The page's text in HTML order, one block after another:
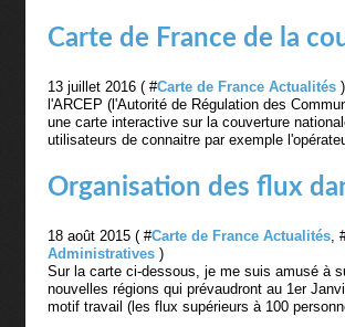
Carte de France de la
13 juillet 2016 ( #Carte de France Actualités )
l'ARCEP (l'Autorité de Régulation des
une carte interactive sur la couverture
utilisateurs de connaitre par exemple
Organisation des flux
18 août 2015 ( #Carte de France Actualités,
Administratives )
Sur la carte ci-dessous, je me suis amusé à
nouvelles régions qui prévaudront au 1er
motif travail (les flux supérieurs à 100